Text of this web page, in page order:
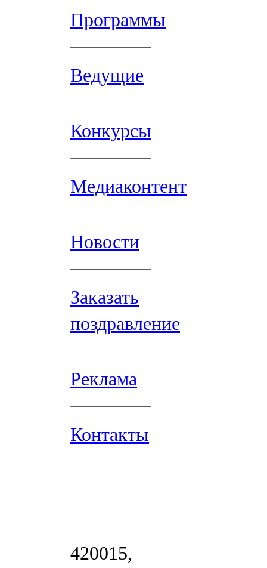
Программы
Ведущие
Конкурсы
Медиаконтент
Новости
Заказать
поздравление
Реклама
Контакты
420015,